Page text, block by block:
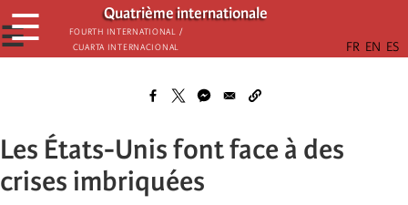
Aller
au
contenu
Quatrième internationale
Fourth International /
Cuarta Internacional
☰
☰
Les États-Unis font face à des
crises imbriquées